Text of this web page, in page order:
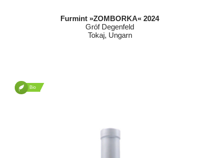
Furmint »ZOMBORKA« 2024
Gróf Degenfeld
Tokaj, Ungarn
Bio